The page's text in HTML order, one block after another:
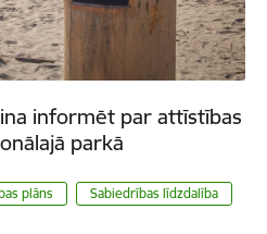
informēt par attīstības
parkā
plāns
Sabiedrības līdzdalība